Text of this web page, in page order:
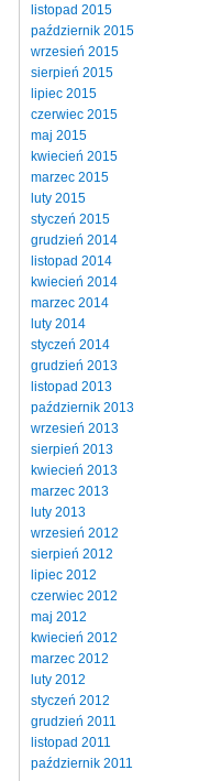
listopad 2015
październik 2015
wrzesień 2015
sierpień 2015
lipiec 2015
czerwiec 2015
maj 2015
kwiecień 2015
marzec 2015
luty 2015
styczeń 2015
grudzień 2014
listopad 2014
kwiecień 2014
marzec 2014
luty 2014
styczeń 2014
grudzień 2013
listopad 2013
październik 2013
wrzesień 2013
sierpień 2013
kwiecień 2013
marzec 2013
luty 2013
wrzesień 2012
sierpień 2012
lipiec 2012
czerwiec 2012
maj 2012
kwiecień 2012
marzec 2012
luty 2012
styczeń 2012
grudzień 2011
listopad 2011
październik 2011